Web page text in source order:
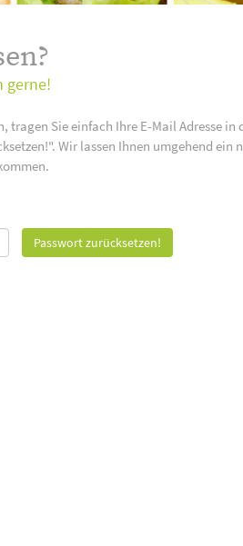
gerne!
tragen Sie einfach Ihre E-Mail Adresse in
Wir lassen Ihnen umgehend ein
Passwort zurücksetzen!